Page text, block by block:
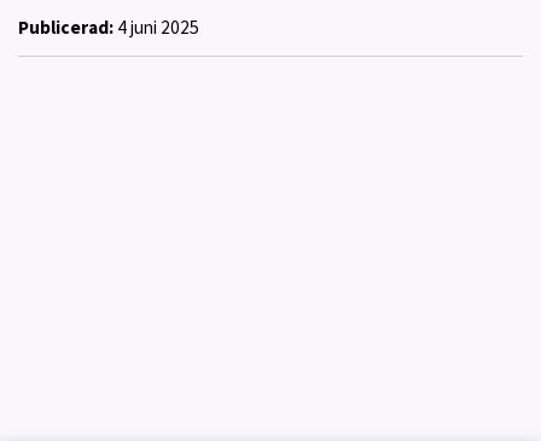
Publicerad: 4 juni 2025